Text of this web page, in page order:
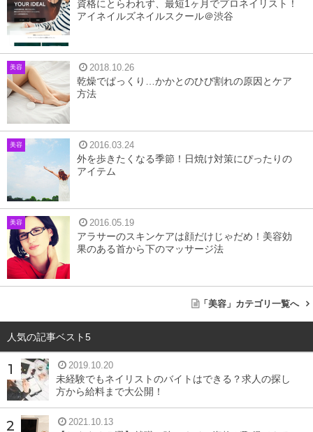
資格にとらわれず、最短1ヶ月でプロネイリスト！
アイネイルズネイルスクール＠渋谷
美容 2018.10.26
乾燥でぱっくり…かかとのひび割れの原因とケア
方法
美容 2016.03.24
外を歩きたくなる季節！日焼け対策にぴったりの
アイテム
美容 2016.05.19
アラサーのスキンケアは顔だけじゃだめ！美容効
果のある首から下のマッサージ法
「美容」カテゴリ一覧へ
人気の記事ベスト5
2019.10.20
未経験でもネイリストのバイトはできる？求人の探し
方から給料まで大公開！
2021.10.13